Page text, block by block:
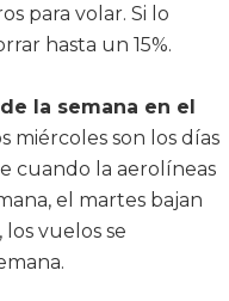
para volar. Si lo
hasta un 15%.
la semana en el
miércoles son los días
cuando la aerolíneas
el martes bajan
vuelos se